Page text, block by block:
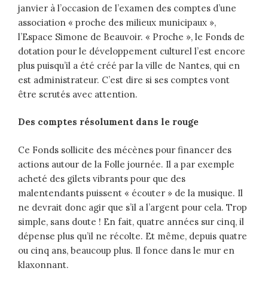
janvier à l’occasion de l’examen des comptes d’une
association « proche des milieux municipaux »,
l’Espace Simone de Beauvoir. « Proche », le Fonds de
dotation pour le développement culturel l’est encore
plus puisqu’il a été créé par la ville de Nantes, qui en
est administrateur. C’est dire si ses comptes vont
être scrutés avec attention.
Des comptes résolument dans le rouge
Ce Fonds sollicite des mécènes pour financer des
actions autour de la Folle journée. Il a par exemple
acheté des gilets vibrants pour que des
malentendants puissent « écouter » de la musique. Il
ne devrait donc agir que s’il a l’argent pour cela. Trop
simple, sans doute ! En fait, quatre années sur cinq, il
dépense plus qu’il ne récolte. Et même, depuis quatre
ou cinq ans, beaucoup plus. Il fonce dans le mur en
klaxonnant.